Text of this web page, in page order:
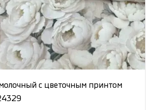
с цветочным принтом